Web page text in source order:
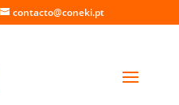
contacto@coneki.pt
Vedras Portugal